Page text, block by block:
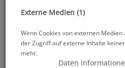
Externe Medien (1)
Wenn Cookies von externen
der Zugriff auf externe Inhalte
mehr.
Daten